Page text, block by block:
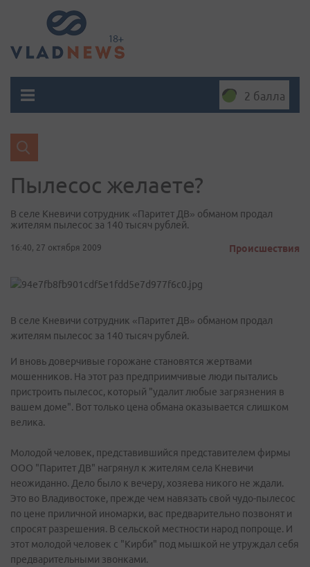
2 балла
Пылесос желаете?
В селе Кневичи сотрудник «Паритет ДВ» обманом продал
жителям пылесос за 140 тысяч рублей.
16:40, 27 октября 2009 Происшествия
В селе Кневичи сотрудник «Паритет ДВ» обманом продал
жителям пылесос за 140 тысяч рублей.
И вновь доверчивые горожане становятся жертвами
мошенников. На этот раз предприимчивые люди пытались
пристроить пылесос, который "удалит любые загрязнения в
вашем доме". Вот только цена обмана оказывается слишком
велика.
Молодой человек, представившийся представителем фирмы
ООО "Паритет ДВ" нагрянул к жителям села Кневичи
неожиданно. Дело было к вечеру, хозяева никого не ждали.
Это во Владивостоке, прежде чем навязать свой чудо-пылесос
по цене приличной иномарки, вас предварительно позвонят и
спросят разрешения. В сельской местности народ попроще. И
этот молодой человек с "Кирби" под мышкой не утруждал себя
предварительными звонками.